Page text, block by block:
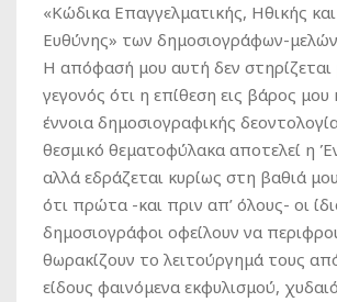
«Κώδικα Επαγγελματικής, Ηθικής
Ευθύνης» των δημοσιογράφων-
Η απόφασή μου αυτή δεν στηρίζεται
γεγονός ότι η επίθεση εις βάρος μου
έννοια δημοσιογραφικής
θεσμικό θεματοφύλακα αποτελεί η
αλλά εδράζεται κυρίως στη βαθιά
ότι πρώτα -και πριν απ’ όλους- οι
δημοσιογράφοι οφείλουν να
θωρακίζουν το λειτούργημά τους
είδους φαινόμενα εκφυλισμού,